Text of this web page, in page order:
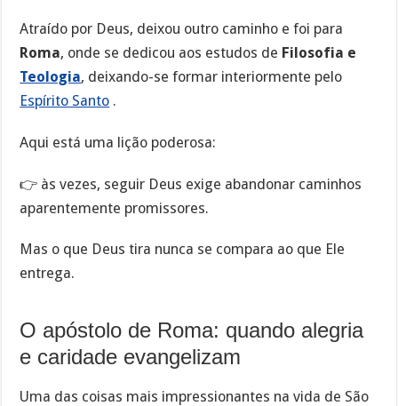
Atraído por Deus, deixou outro caminho e foi para
Roma, onde se dedicou aos estudos de Filosofia e
Teologia, deixando-se formar interiormente pelo
Espírito Santo .
Aqui está uma lição poderosa:
👉 às vezes, seguir Deus exige abandonar caminhos
aparentemente promissores.
Mas o que Deus tira nunca se compara ao que Ele
entrega.
O apóstolo de Roma: quando alegria
e caridade evangelizam
Uma das coisas mais impressionantes na vida de São